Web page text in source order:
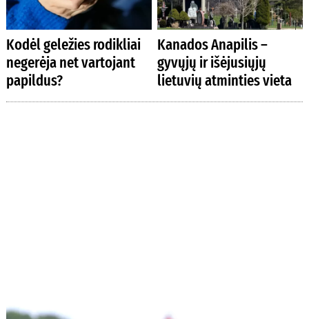
Kodėl geležies rodikliai
negerėja net vartojant
papildus?
Kanados Anapilis –
gyvųjų ir išėjusiųjų
lietuvių atminties vieta